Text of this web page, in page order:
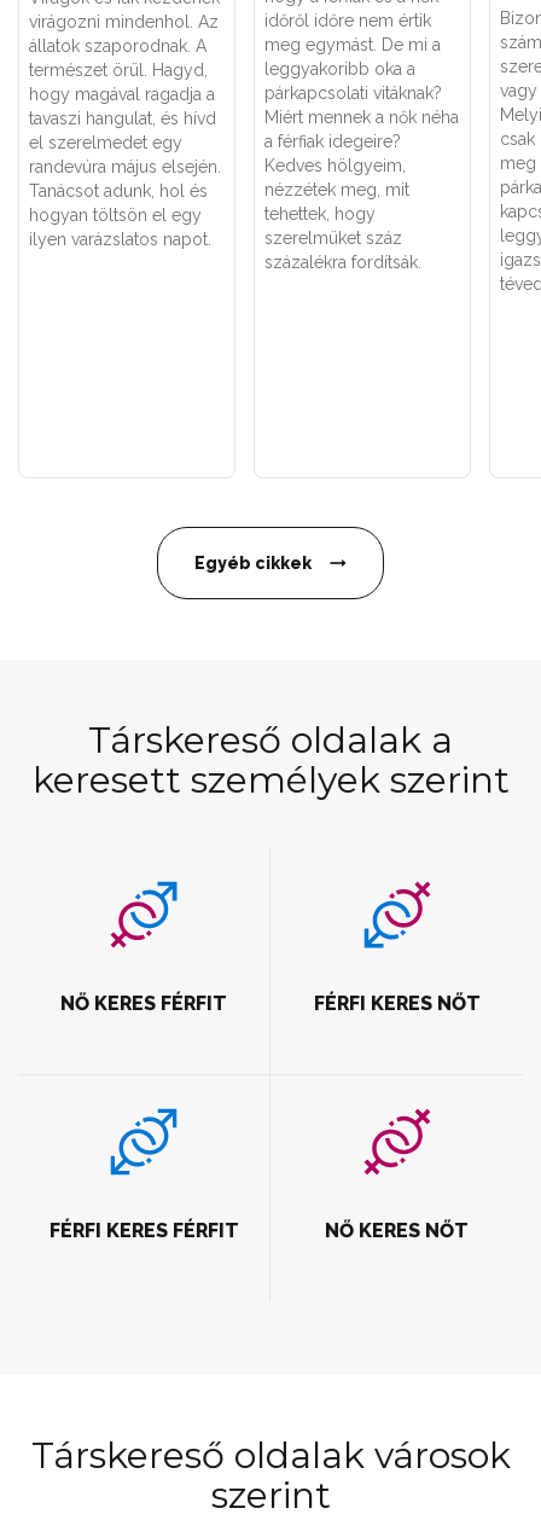
virágozni mindenhol. Az
állatok szaporodnak. A
természet örül. Hagyd,
hogy magával ragadja a
tavaszi hangulat, és hívd
el szerelmedet egy
randevúra május elsején.
Tanácsot adunk, hol és
hogyan töltsön el egy
ilyen varázslatos napot.
időről időre nem értik
meg egymást. De mi a
leggyakoribb oka a
párkapcsolati vitáknak?
Miért mennek a nők néha
a férfiak idegeire?
Kedves hölgyeim,
nézzétek meg, mit
tehettek, hogy
szerelmüket száz
százalékra fordítsák.
vagy
csak
meg
Egyéb cikkek
Társkereső oldalak a
keresett személyek szerint
NŐ KERES FÉRFIT FÉRFI KERES NŐT
FÉRFI KERES FÉRFIT NŐ KERES NŐT
Társkereső oldalak városok
szerint